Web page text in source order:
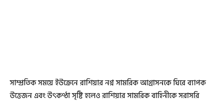
সাম্প্রতিক সময়ে ইউক্রেনে রাশিয়ার নগ্ন সামরিক আগ্রাসনকে ঘিরে ব্যাপক
উত্তেজন এবং উৎকণ্ঠা সৃষ্টি হলেও রাশিয়ার সামরিক বাহিনীকে সরাসরি